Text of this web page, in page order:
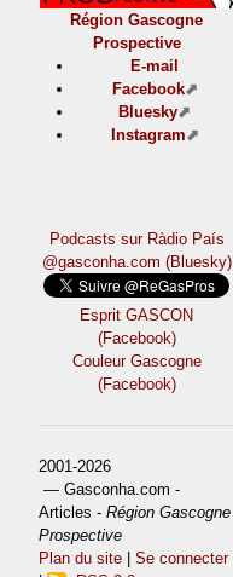
Région Gascogne
Prospective
E-mail
Facebook
Bluesky
Instagram
Podcasts sur Ràdio País
@gasconha.com (Bluesky)
Esprit GASCON
(Facebook)
Couleur Gascogne
(Facebook)
2001-2026
— Gasconha.com -
Articles -Région Gascogne
Prospective
Plan du site |Se connecter